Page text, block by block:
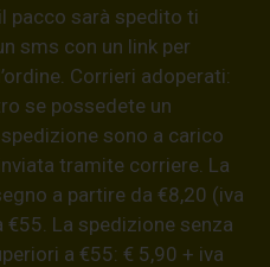
pacco sarà spedito ti
sms con un link per
Corrieri adoperati:
se possedete un
sono a carico
tramite corriere. La
a partire da €8,20 (iva
La spedizione senza
a €55: € 5,90 + iva